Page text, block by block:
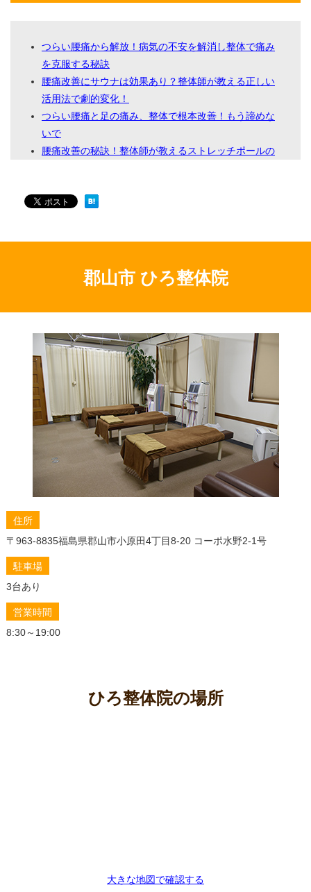
つらい腰痛から解放！病気の不安を解消し整体で痛み
を克服する秘訣
腰痛改善にサウナは効果あり？整体師が教える正しい
活用法で劇的変化！
つらい腰痛と足の痛み、整体で根本改善！もう諦めな
いで
腰痛改善の秘訣！整体師が教えるストレッチポールの
敗しない枕の選び方
スで今夜から快眠へ
つらい右側の腰の痛み、原因と整体でできること
運動不足が腰痛に与える影響を徹底解説！整体で根本
から改善する秘訣
腰の痛み 左側、その原因は？整体で根本改善を目指す
もう悩まない！腰痛で気持ち悪い原因を特定し、整体
でスッキリ解消する方法
今日から変わる！整体で学ぶ腰痛を和らげる方法と自
宅ケアのコツ
生理前の腰痛も？その原因はホルモンバランス！知っ
腰痛の意外な原因はストレスだった！心と体のメカニ
腰痛ベルトのおすすめは？選び方から人気商品、効果
【腰痛持ちが選ぶ】マットレスおすすめランキング｜
寝心地と価格で徹底比較
郡山市 ひろ整体院
住所
〒963-8835福島県郡山市小原田4丁目8-20 コーポ水野2-1号
駐車場
3台あり
営業時間
8:30～19:00
ひろ整体院の場所
大きな地図で確認する